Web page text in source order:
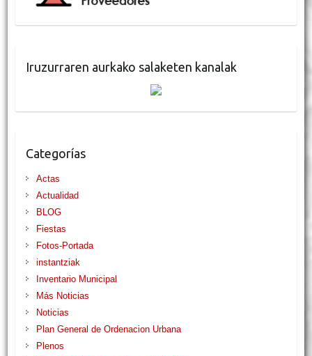
Iruzurraren aurkako salaketen kanalak
Categorías
Actas
Actualidad
BLOG
Fiestas
Fotos-Portada
instantziak
Inventario Municipal
Más Noticias
Noticias
Plan General de Ordenacion Urbana
Plenos